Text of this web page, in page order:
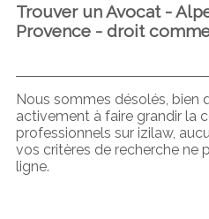
Trouver un Avocat -
Provence - droit
Nous sommes désolés, bien
activement à faire grandir la
professionnels sur izilaw,
vos critères de recherche ne
ligne.